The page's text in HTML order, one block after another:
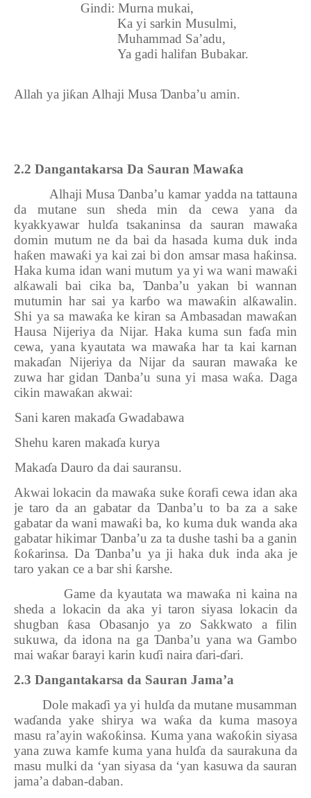
Gindi: Murna mukai,
Ka yi sarkin Musulmi,
Muhammad Sa’adu,
Ya gadi halifan Bubakar.
Allah ya jiƙan Alhaji Musa Ɗanba’u amin.
2.2 Dangantakarsa Da Sauran Mawaƙa
Alhaji MusaƊanba’u kamar yadda na tattauna
da mutane sun sheda min da cewa yana da
kyakkyawar hulɗa tsakaninsa da sauran mawaƙa
domin mutum ne da bai da hasada kuma duk inda
haƙen mawaƙi ya kai zai bi don amsar masa haƙinsa.
Haka kuma idan wani mutum ya yi wa wani mawaƙi
alƙawali bai cika ba, Ɗanba’u yakan bi wannan
mutumin har sai ya karɓo wa mawaƙin alƙawalin.
Shi ya sa mawaƙa ke kiran sa Ambasadan mawaƙan
Hausa Nijeriya da Nijar. Haka kuma sun faɗa min
cewa, yana kyautata wa mawaƙa har ta kai karnan
makaɗan Nijeriya da Nijar da sauran mawaƙa ke
zuwa har gidan Ɗanba’u suna yi masa waƙa. Daga
cikin mawaƙan akwai:
Sani karen makaɗa Gwadabawa
Shehu karen makaɗa kurya
Makaɗa Dauro da dai sauransu.
Akwai lokacin da mawaƙa suke ƙorafi cewa idan aka
je taro da an gabatar da Ɗanba’u to ba za a sake
gabatar da wani mawaƙi ba, ko kuma duk wanda aka
gabatar hikimar Ɗanba’u za ta dushe tashi ba a ganin
ƙoƙarinsa. DaƊanba’u ya ji haka duk inda aka je
taro yakan ce a bar shi ƙarshe.
Game da kyautata wa mawaƙa ni kaina na
sheda a lokacin da aka yi taron siyasa lokacin da
shugban ƙasa Obasanjo ya zo Sakkwato a filin
sukuwa, da idona na ga Ɗanba’u yana wa Gambo
mai waƙar ɓarayi karin kuɗi naira ɗari-ɗari.
2.3 Dangantakarsa da Sauran Jama’a
Dole makaɗi ya yi hulɗa da mutane musamman
waɗanda yake shirya wa waƙa da kuma masoya
masu ra’ayin waƙoƙinsa. Kuma yana waƙoƙin siyasa
yana zuwa kamfe kuma yana hulɗa da saurakuna da
masu mulki da ‘yan siyasa da ‘yan kasuwa da sauran
jama’a daban-daban.